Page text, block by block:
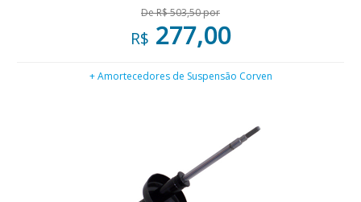
De R$ 503,50 por
R$ 277,00
+ Amortecedores de Suspensão Corven